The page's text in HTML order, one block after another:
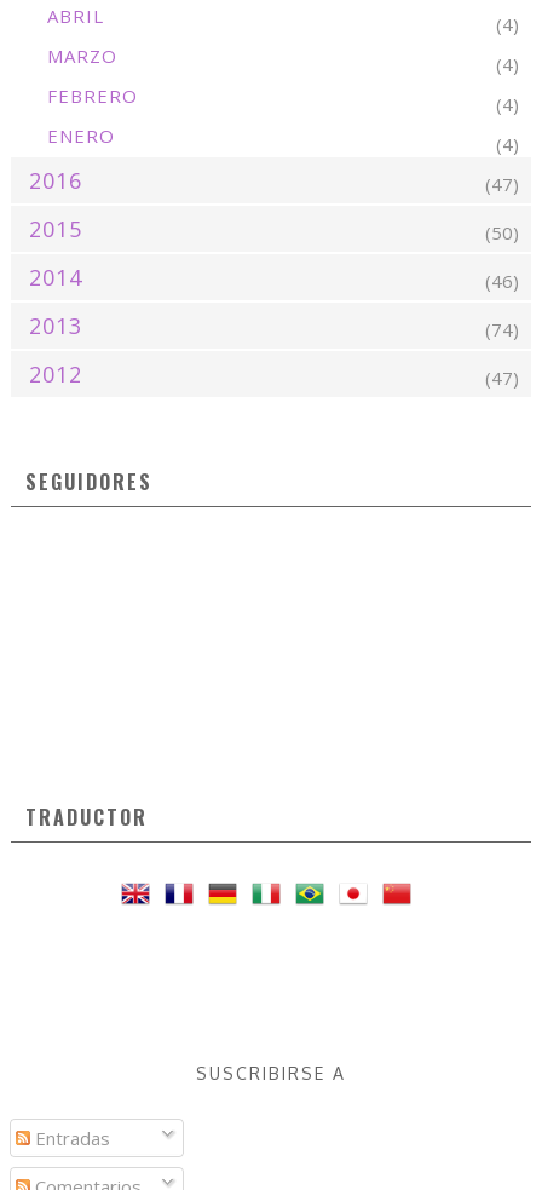
ABRIL
(4)
MARZO
(4)
FEBRERO
(4)
ENERO
(4)
2016 (47)
2015 (50)
2014 (46)
2013 (74)
2012 (47)
SEGUIDORES
TRADUCTOR
SUSCRIBIRSE A
Entradas